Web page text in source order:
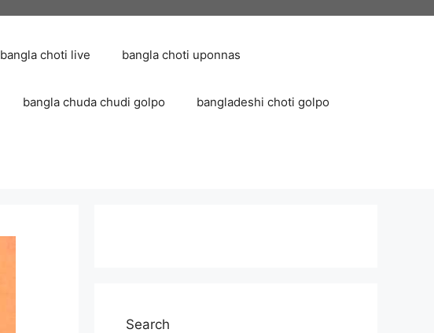
bangla choti live bangla choti uponnas
bangla chuda chudi golpo bangladeshi choti golpo
Search